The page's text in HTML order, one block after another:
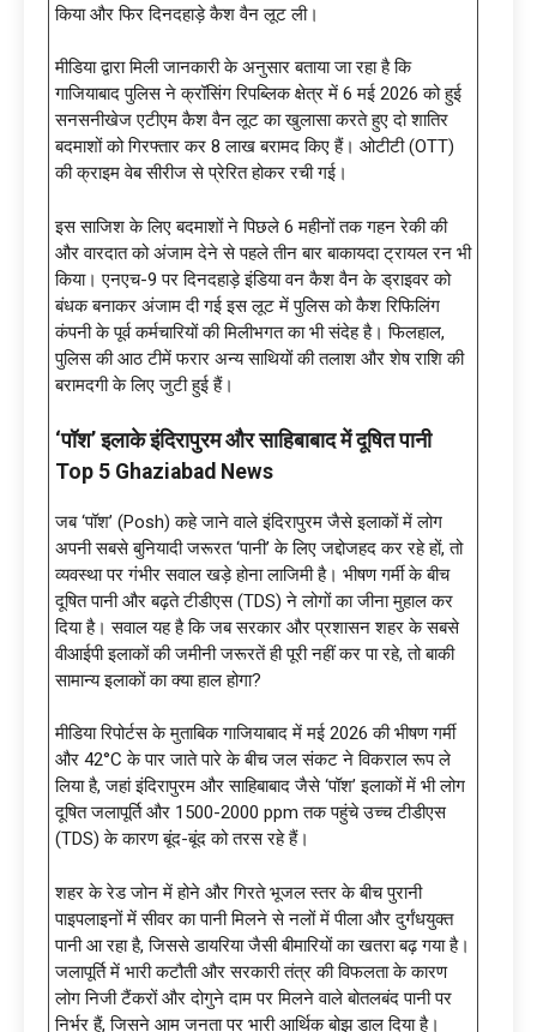
किया और फिर दिनदहाड़े कैश वैन लूट ली।
मीडिया द्वारा मिली जानकारी के अनुसार बताया जा रहा है कि
गाजियाबाद पुलिस ने क्रॉसिंग रिपब्लिक क्षेत्र में 6 मई 2026 को हुई
सनसनीखेज एटीएम कैश वैन लूट का खुलासा करते हुए दो शातिर
बदमाशों को गिरफ्तार कर 8 लाख बरामद किए हैं। ओटीटी (OTT)
की क्राइम वेब सीरीज से प्रेरित होकर रची गई।
इस साजिश के लिए बदमाशों ने पिछले 6 महीनों तक गहन रेकी की
और वारदात को अंजाम देने से पहले तीन बार बाकायदा ट्रायल रन भी
किया। एनएच-9 पर दिनदहाड़े इंडिया वन कैश वैन के ड्राइवर को
बंधक बनाकर अंजाम दी गई इस लूट में पुलिस को कैश रिफिलिंग
कंपनी के पूर्व कर्मचारियों की मिलीभगत का भी संदेह है। फिलहाल,
पुलिस की आठ टीमें फरार अन्य साथियों की तलाश और शेष राशि की
बरामदगी के लिए जुटी हुई हैं।
‘पॉश’ इलाके इंदिरापुरम और साहिबाबाद में दूषित पानी
Top 5 Ghaziabad News
जब ‘पॉश’ (Posh) कहे जाने वाले इंदिरापुरम जैसे इलाकों में लोग
अपनी सबसे बुनियादी जरूरत ‘पानी’ के लिए जद्दोजहद कर रहे हों, तो
व्यवस्था पर गंभीर सवाल खड़े होना लाजिमी है। भीषण गर्मी के बीच
दूषित पानी और बढ़ते टीडीएस (TDS) ने लोगों का जीना मुहाल कर
दिया है। सवाल यह है कि जब सरकार और प्रशासन शहर के सबसे
वीआईपी इलाकों की जमीनी जरूरतें ही पूरी नहीं कर पा रहे, तो बाकी
सामान्य इलाकों का क्या हाल होगा?
मीडिया रिपोर्टस के मुताबिक गाजियाबाद में मई 2026 की भीषण गर्मी
और 42°C के पार जाते पारे के बीच जल संकट ने विकराल रूप ले
लिया है, जहां इंदिरापुरम और साहिबाबाद जैसे ‘पॉश’ इलाकों में भी लोग
दूषित जलापूर्ति और 1500-2000 ppm तक पहुंचे उच्च टीडीएस
(TDS) के कारण बूंद-बूंद को तरस रहे हैं।
शहर के रेड जोन में होने और गिरते भूजल स्तर के बीच पुरानी
पाइपलाइनों में सीवर का पानी मिलने से नलों में पीला और दुर्गंधयुक्त
पानी आ रहा है, जिससे डायरिया जैसी बीमारियों का खतरा बढ़ गया है।
जलापूर्ति में भारी कटौती और सरकारी तंत्र की विफलता के कारण
लोग निजी टैंकरों और दोगुने दाम पर मिलने वाले बोतलबंद पानी पर
निर्भर हैं, जिसने आम जनता पर भारी आर्थिक बोझ डाल दिया है।